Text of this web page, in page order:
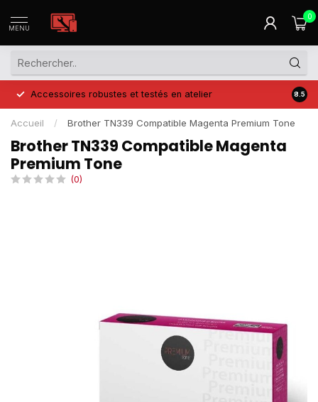
MENU
0
Accessoires robustes et testés en atelier Prix
8.5
Accueil / Brother TN339 Compatible Magenta Premium Tone
Brother TN339 Compatible Magenta
Premium Tone
(0)